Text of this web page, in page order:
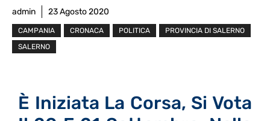
admin 23 Agosto 2020
CAMPANIA CRONACA POLITICA
PROVINCIA DI SALERNO
SALERNO
È Iniziata La Corsa, Si Vota